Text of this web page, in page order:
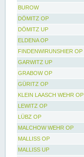
BUROW
DÖMITZ OP
DÖMITZ UP
ELDENA OP
FINDENWIRUNSHIER OP
GARWITZ UP
GRABOW OP
GÜRITZ OP
KLEIN LAASCH WEHR OP
LEWITZ OP
LÜBZ OP
MALCHOW WEHR OP
MALLISS OP
MALLISS UP